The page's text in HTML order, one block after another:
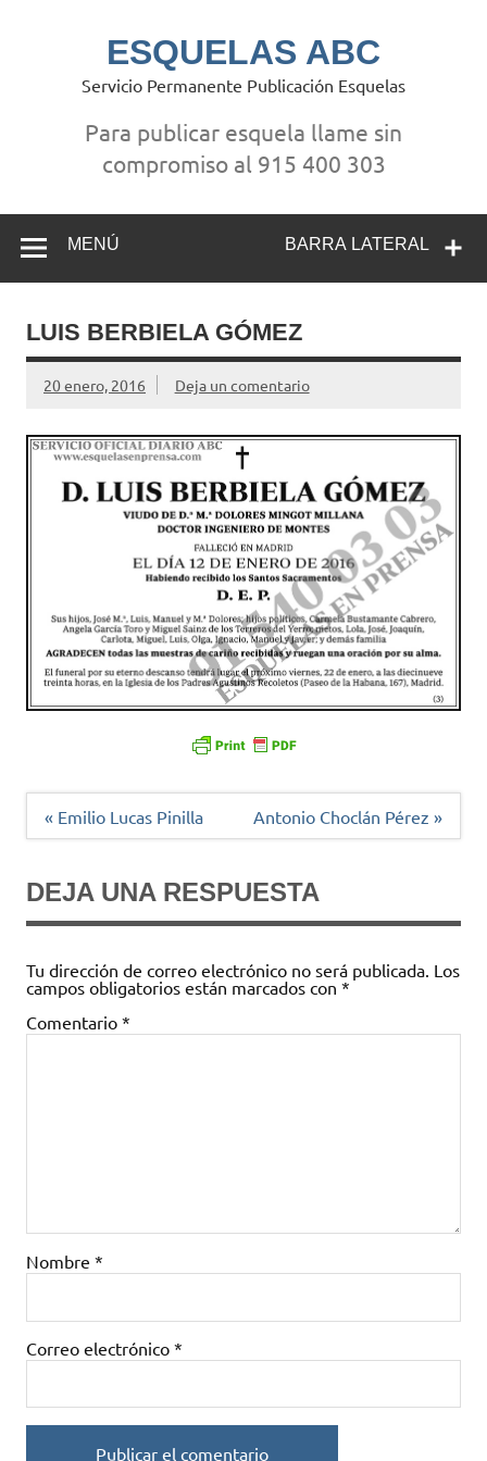
ESQUELAS ABC
Servicio Permanente Publicación Esquelas
Para publicar esquela llame sin
compromiso al 915 400 303
BARRA LATERAL
MENÚ
LUIS BERBIELA GÓMEZ
20 enero, 2016 Deja un comentario
Navegación
« Emilio Lucas Pinilla Antonio Choclán Pérez »
DEJA UNA RESPUESTA
Tu dirección de correo electrónico no será publicada. Los
campos obligatorios están marcados con *
Comentario *
Nombre *
Correo electrónico *